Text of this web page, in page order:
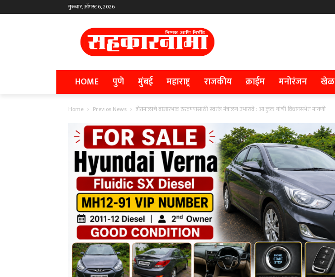
गुरूवार, ऑगस्ट 6, 2026
HOME पुणे मुंबई महाराष्ट्र राजकीय क्राईम मनोरंजन खेळ
Home Previos News शेतमालाचे बाजारभाव ठरवण्यासाठी स्वतंत्र मंत्रालय उभारावे : आ.कुल यांची विधानसभेत मागणी